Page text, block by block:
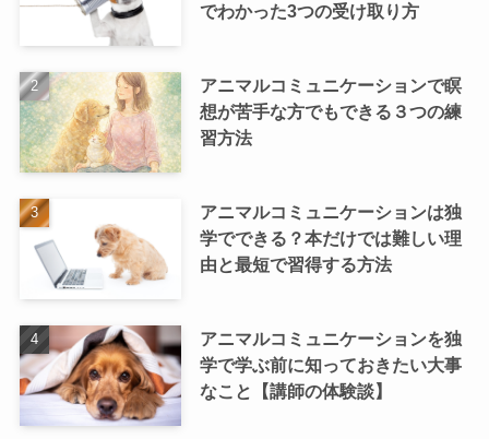
でわかった3つの受け取り方
アニマルコミュニケーションで瞑
想が苦手な方でもできる３つの練
習方法
アニマルコミュニケーションは独
学でできる？本だけでは難しい理
由と最短で習得する方法
アニマルコミュニケーションを独
学で学ぶ前に知っておきたい大事
なこと【講師の体験談】